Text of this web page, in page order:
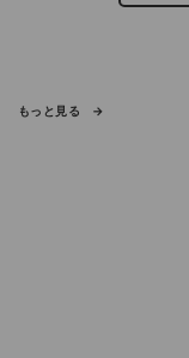
もっと見る